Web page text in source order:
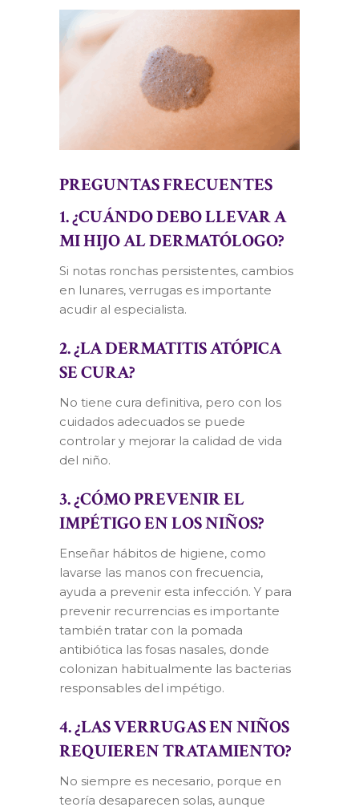
PREGUNTAS FRECUENTES
1. ¿CUÁNDO DEBO LLEVAR A
MI HIJO AL DERMATÓLOGO?
Si notas ronchas persistentes, cambios
en lunares, verrugas es importante
acudir al especialista.
2. ¿LA DERMATITIS ATÓPICA
SE CURA?
No tiene cura definitiva, pero con los
cuidados adecuados se puede
controlar y mejorar la calidad de vida
del niño.
3. ¿CÓMO PREVENIR EL
IMPÉTIGO EN LOS NIÑOS?
Enseñar hábitos de higiene, como
lavarse las manos con frecuencia,
ayuda a prevenir esta infección. Y para
prevenir recurrencias es importante
también tratar con la pomada
antibiótica las fosas nasales, donde
colonizan habitualmente las bacterias
responsables del impétigo.
4. ¿LAS VERRUGAS EN NIÑOS
REQUIEREN TRATAMIENTO?
No siempre es necesario, porque en
teoría desaparecen solas, aunque